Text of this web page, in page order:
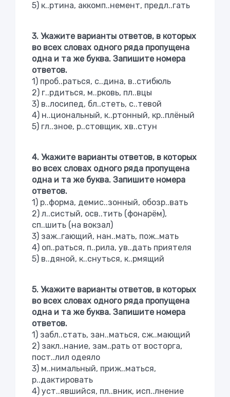
5) к..ртина, аккомп..немент, предл..гать
3. Укажите варианты ответов, в которых
во всех словах одного ряда пропущена
одна и та же буква. Запишите номера
ответов.
1) проб..раться, с..дина, в..стибюль
2) г..рдиться, м..рковь, пл..вцы
3) в..лосипед, бл..стеть, с..тевой
4) н..циональный, к..ртонный, кр..плёный
5) гл..зное, р..стовщик, хв..стун
4. Укажите варианты ответов, в которых
во всех словах одного ряда пропущена
одна и та же буква. Запишите номера
ответов.
1) р..форма, демис..зонный, обозр..вать
2) л..систый, осв..тить (фонарём),
сп..шить (на вокзал)
3) заж..гающий, нан..мать, пож..мать
4) оп..раться, п..рила, ув..дать приятеля
5) в..дяной, к..снуться, к..рмящий
5. Укажите варианты ответов, в которых
во всех словах одного ряда пропущена
одна и та же буква. Запишите номера
ответов.
1) забл..стать, зан..маться, сж..мающий
2) закл..нание, зам..рать от восторга,
пост..лил одеяло
3) м..нимальный, приж..маться,
р..дактировать
4) уст..явшийся, пл..вник, исп..лнение